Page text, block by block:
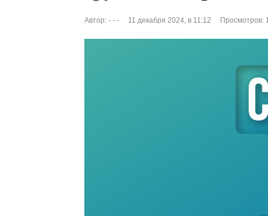
Автор: - - - 11 декабря 2024, в 11:12 Просмотров: